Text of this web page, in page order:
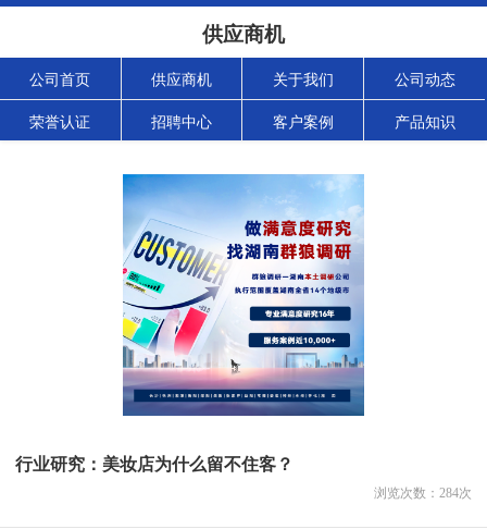
供应商机
公司首页 供应商机 关于我们 公司动态
荣誉认证 招聘中心 客户案例 产品知识
行业研究：美妆店为什么留不住客？
浏览次数： 284次